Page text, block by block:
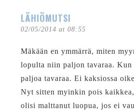
LÄHIÖMUTSI
02/05/2014 at 08:55
Mäkään en ymmärrä, miten
lopulta niin paljon tavaraa. Kun
paljoa tavaraa. Ei kaksiossa
Nyt sitten myinkin pois
olisi malttanut luopua, jos ei